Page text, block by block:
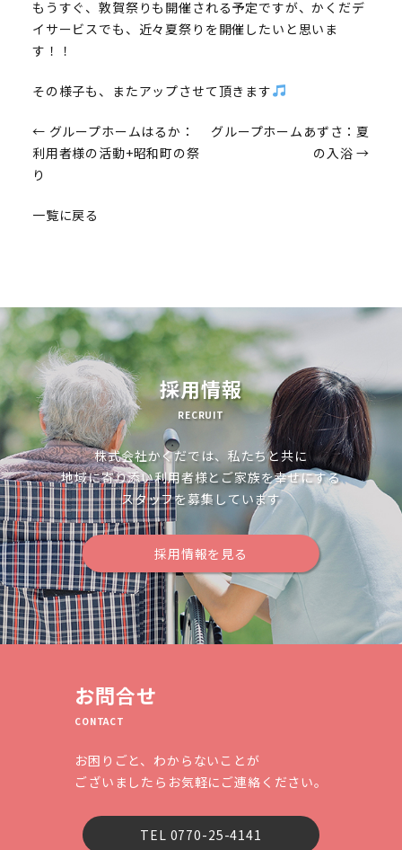
もうすぐ、敦賀祭りも開催される予定ですが、かくだデ
イサービスでも、近々夏祭りを開催したいと思いま
す！！
その様子も、またアップさせて頂きます
投
稿
シ
ョ
ン
← グループホームはるか：
利用者様の活動+昭和町の祭
り
グループホームあずさ：夏
の入浴 →
一覧に戻る
採用情報
RECRUIT
株式会社かくだでは、私たちと共に
地域に寄り添い利用者様とご家族を幸せにする
スタッフを募集しています
採用情報を見る
お問合せ
CONTACT
お困りごと、わからないことが
ございましたらお気軽にご連絡ください。
TEL 0770-25-4141